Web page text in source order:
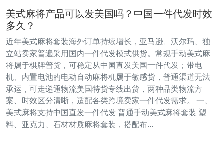
美式麻将产品可以发美国吗？中国一件代发时效
多久？
近年美式麻将套装海外订单持续增长，亚马逊、沃尔玛、独
立站卖家普遍采用国内一件代发模式供货。常规手动美式麻
将属于棋牌普货，可稳定从中国直发美国一件代发；带电
机、内置电池的电动自动麻将机属于敏感货，普通渠道无法
承运，可走递通物流美国特货专线出货，两种品类物流方
案、时效区分清晰，适配各类跨境卖家一件代发需求。 一、
美式麻将支持中国直发一件代发 普通手动美式麻将套装 塑
料、亚克力、石材材质麻将套装，搭配布…